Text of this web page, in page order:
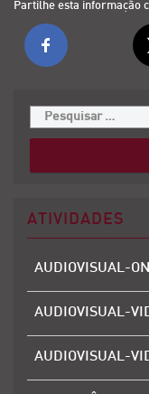
Partilhe esta informação
ATIVIDADES
AUDIOVISUAL-
AUDIOVISUAL-
AUDIOVISUAL-